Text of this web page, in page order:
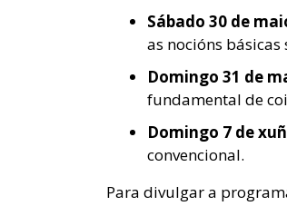
Sábado 30 de
as nocións
Domingo 31 de
fundamental de
Domingo 7 de
convencional.
Para divulgar a